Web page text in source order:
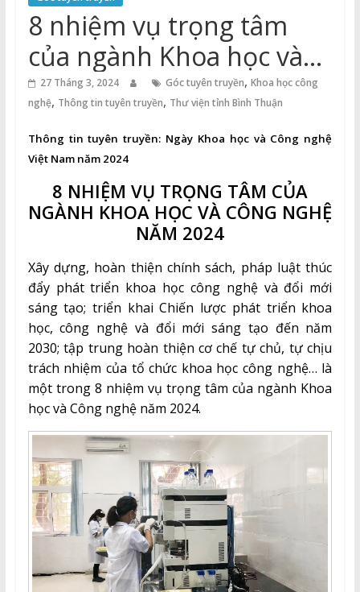
Thuận
Cổng
Vào
Tri
Thức
8 nhiệm vụ trọng tâm
của ngành Khoa học và
Công nghệ năm 2024
27 Tháng 3, 2024 Góc tuyên truyền, Khoa học công
nghệ, Thông tin tuyên truyền, Thư viện tỉnh Bình Thuận
Thông tin tuyên truyền: Ngày Khoa học và Công nghệ
Việt Nam năm 2024
8 NHIỆM VỤ TRỌNG TÂM CỦA
NGÀNH KHOA HỌC VÀ CÔNG NGHỆ
NĂM 2024
Xây dựng, hoàn thiện chính sách, pháp luật thúc
đẩy phát triển khoa học công nghệ và đổi mới
sáng tạo; triển khai Chiến lược phát triển khoa
học, công nghệ và đổi mới sáng tạo đến năm
2030; tập trung hoàn thiện cơ chế tự chủ, tự chịu
trách nhiệm của tổ chức khoa học công nghệ… là
một trong 8 nhiệm vụ trọng tâm của ngành Khoa
học và Công nghệ năm 2024.